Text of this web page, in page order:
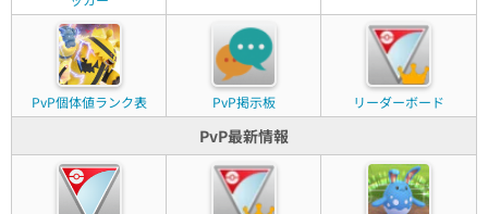
PvP個体値ランク表 PvP掲示板 リーダーボード
PvP最新情報